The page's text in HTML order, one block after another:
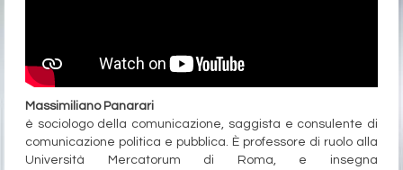
Massimiliano Panarari
è sociologo della comunicazione, saggista e consulente di
comunicazione politica e pubblica. È professore di ruolo alla
Università Mercatorum di Roma, e insegna